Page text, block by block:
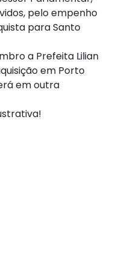
pelo empenho
para Santo
a Prefeita Lilian
em Porto
em outra